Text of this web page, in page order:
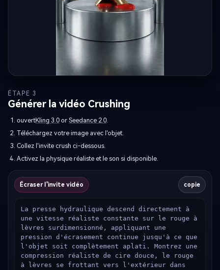
ÉTAPE 3
Générer la vidéo Crushing
ouvertKling 3.0 or Seedance 2.0.
Téléchargez votre image avec l'objet.
Collez l'invite crush ci-dessous.
Activez la physique réaliste et le son si disponible.
Écraser l'invite vidéo copie
La presse hydraulique descend directement à
une vitesse réaliste constante sur le rouge à
lèvres surdimensionné, appliquant une
pression d'écrasement continue jusqu'à ce que
l'objet soit complètement aplati. Montrez une
compression réaliste de cire douce, le rouge
à lèvres se frottant vers l'extérieur dans